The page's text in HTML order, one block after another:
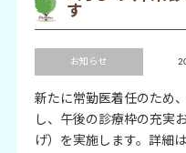
す
お知らせ
新たに常勤医着任のため
し、午後の診療枠の充実
げ）を実施します。詳細